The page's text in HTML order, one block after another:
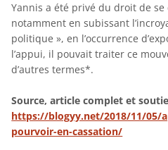
Yannis a été privé du droit de
notamment en subissant
politique », en l’occurrence
l’appui, il pouvait traiter ce
d’autres termes*.
Source, article complet et
https://blogyy.net/2018/11/05/
pourvoir-en-cassation/